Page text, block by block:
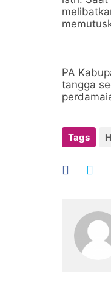
PA
tangga
Tags